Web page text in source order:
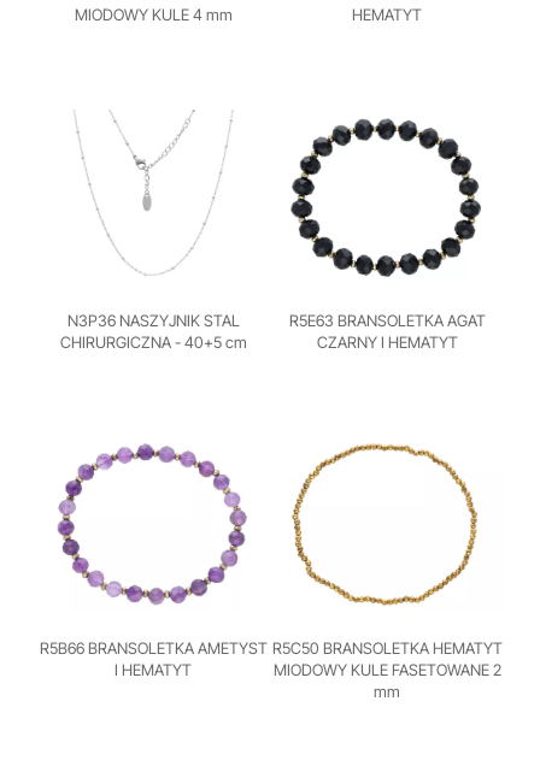
MIODOWY KULE 4 mm
HEMATYT
N3P36 NASZYJNIK STAL
CHIRURGICZNA - 40+5 cm
R5E63 BRANSOLETKA AGAT
CZARNY I HEMATYT
R5B66 BRANSOLETKA AMETYST
I HEMATYT
R5C50 BRANSOLETKA HEMATYT
MIODOWY KULE FASETOWANE 2
mm